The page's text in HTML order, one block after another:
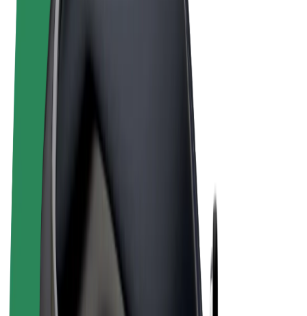
Produkty
Bolt Drive
Bolt for Business
Vydělávejte s Boltem
Výdělky řidiče